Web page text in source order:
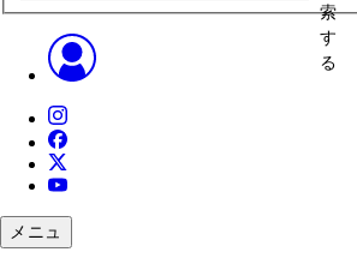
索
す
る
メニュ